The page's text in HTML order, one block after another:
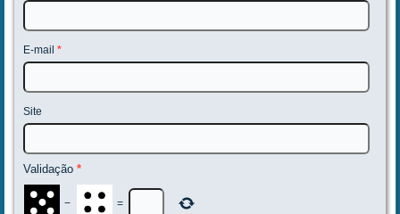
E-mail*
Site
Validação *
− =